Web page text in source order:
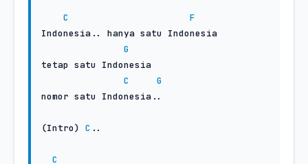
C
F
Indonesia.. hanya satu Indonesia
G
tetap satu Indonesia
C
G
nomor satu Indonesia..
(Intro) C ..
C